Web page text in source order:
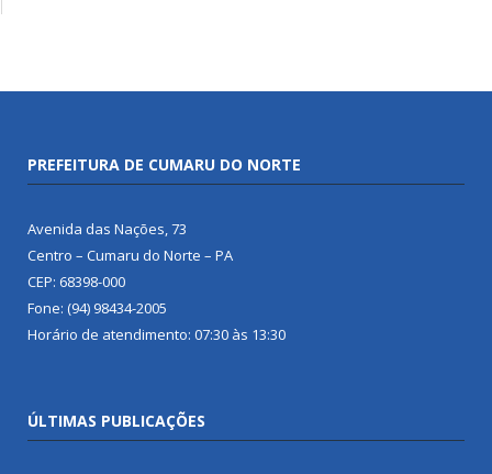
PREFEITURA DE CUMARU DO NORTE
Avenida das Nações, 73
Centro – Cumaru do Norte – PA
CEP: 68398-000
Fone: (94) 98434-2005
Horário de atendimento: 07:30 às 13:30
ÚLTIMAS PUBLICAÇÕES